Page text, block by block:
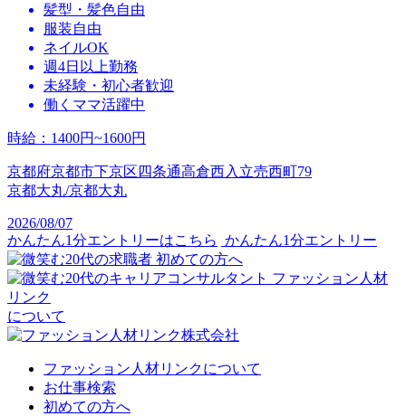
髪型・髪色自由
服装自由
ネイルOK
週4日以上勤務
未経験・初心者歓迎
働くママ活躍中
時給 ： 1400円~1600円
京都府京都市下京区四条通高倉西入立売西町79
京都大丸/京都大丸
2026/08/07
かんたん1分エントリーはこちら かんたん1分エントリー
初めての方へ
ファッション人材
リンク
について
ファッション人材リンクについて
お仕事検索
初めての方へ